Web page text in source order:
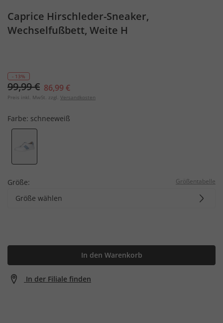
Caprice Hirschleder-Sneaker,
Wechselfußbett, Weite H
- 13%
99,99 € 86,99 €
Preis inkl. MwSt. zzgl. Versandkosten
Farbe: schneeweiß
Größe: Größentabelle
Größe wählen
In den Warenkorb
In der Filiale finden